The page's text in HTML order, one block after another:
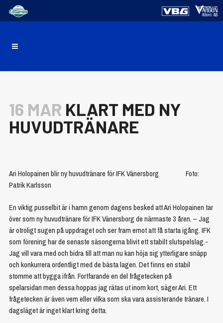
16 MAR KLART MED NY
HUVUDTRÄNARE
Ari Holopainen blir ny huvudtränare för IFK Vänersborg Foto:
Patrik Karlsson
En viktig pusselbit är i hamn genom dagens besked att Ari Holopainen tar
över som ny huvudtränare för IFK Vänersborg de närmaste 3 åren. – Jag
är otroligt sugen på uppdraget och ser fram emot att få starta igång. IFK
som förening har de senaste säsongerna blivit ett stabilt slutspelslag.-
Jag vill vara med och bidra till att man nu kan höja sig ytterligare snäpp
och konkurrera ordentligt med de bästa lagen. Det finns en stabil
stomme att bygga ifrån. Fortfarande en del frågetecken på
spelarsidan men dessa hoppas jag rätas ut inom kort, säger Ari. Ett
frågetecken är även vem eller vilka som ska vara assisterande tränare. I
dagsläget är inget klart kring detta.